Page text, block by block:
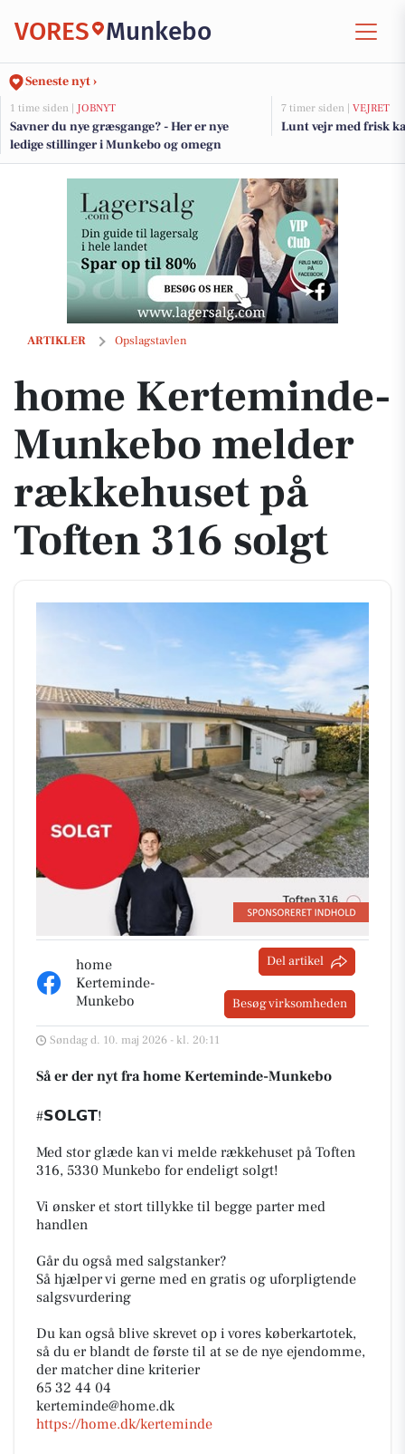
VORES Munkebo
Seneste nyt ›
1 time siden | JOBNYT
Savner du nye græsgange? - Her er nye
ledige stillinger i Munkebo og omegn
7 timer siden | VEJRET
Lunt vejr med frisk
ARTIKLER Opslagstavlen
home Kerteminde-Munkebo melder rækkehuset på Toften 316 solgt
home Kerteminde-
Munkebo melder
rækkehuset på
Toften 316 solgt
home
Kerteminde-
Munkebo
Del artikel
Besøg virksomheden
Søndag d. 10. maj 2026 - kl. 20:11
Så er der nyt fra home Kerteminde-Munkebo
#𝗦𝗢𝗟𝗚𝗧!
Med stor glæde kan vi melde rækkehuset på Toften
316, 5330 Munkebo for endeligt solgt!
Vi ønsker et stort tillykke til begge parter med
handlen
Går du også med salgstanker?
Så hjælper vi gerne med en gratis og uforpligtende
salgsvurdering
Du kan også blive skrevet op i vores køberkartotek,
så du er blandt de første til at se de nye ejendomme,
der matcher dine kriterier
65 32 44 04
kerteminde@home.dk
https://home.dk/kerteminde